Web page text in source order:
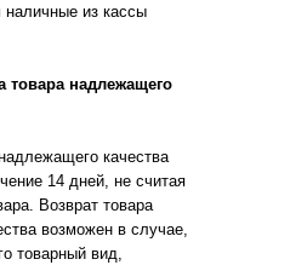
из кассы
товара надлежащего
качества
14 дней, не считая
Возврат товара
возможен в случае,
товарный вид,